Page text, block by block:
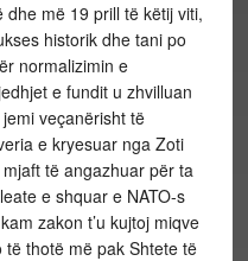
më 19 prill të këtij viti,
historik dhe tani po
normalizimin e
e fundit u zhvilluan
veçanërisht të
e kryesuar nga Zoti
të angazhuar për ta
e shquar e NATO-s
zakon t’u kujtoj miqve
thotë më pak Shtete të